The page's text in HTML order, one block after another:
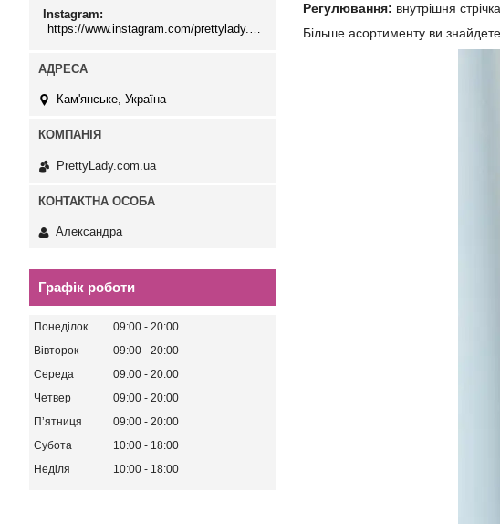
Регулювання: внутрішня стрічка.
Більше асортименту ви
Instagram
Кам'янське, Україна
PrettyLady.com.ua
Александра
Графік роботи
Понеділок 09:00
20:00
Вівторок
09:00
20:00
Середа
09:00
20:00
Четвер
09:00
20:00
Пʼятниця
09:00
20:00
Субота
10:00
18:00
Неділя
10:00 18:00